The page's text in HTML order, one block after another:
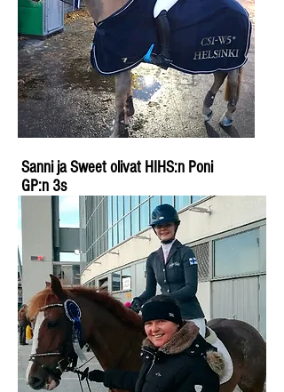
Sanni ja Sweet olivat HIHS:n Poni
GP:n 3s